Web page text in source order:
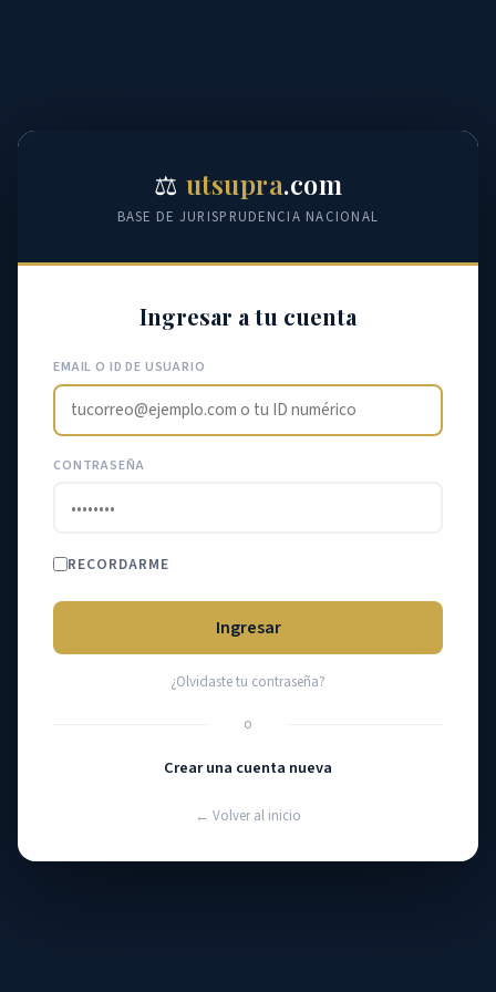
⚖️ utsupra.com
BASE DE JURISPRUDENCIA NACIONAL
Ingresar a tu cuenta
EMAIL O ID DE USUARIO
CONTRASEÑA
RECORDARME
Ingresar
¿Olvidaste tu contraseña?
o
Crear una cuenta nueva
← Volver al inicio